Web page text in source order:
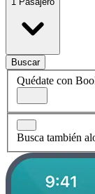
Buscar
Quédate con
Busca también